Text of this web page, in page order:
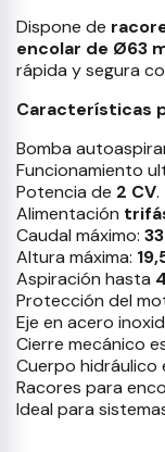
Dispone de
encolar de Ø63
rápida y segura
Características
Bomba
Funcionamiento
Potencia de 2 CV.
Alimentación
Caudal máximo:
Altura máxima:
Aspiración hasta
Protección del
Eje en acero
Cierre mecánico
Cuerpo hidráulico
Racores para
Ideal para